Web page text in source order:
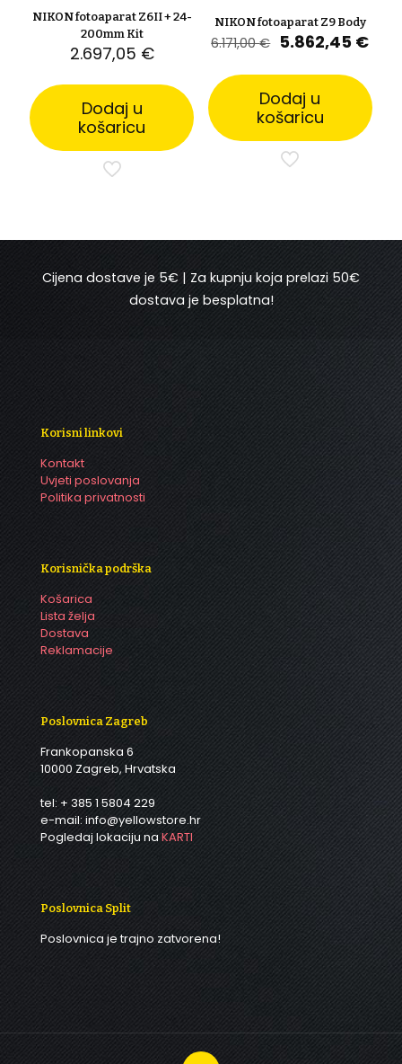
NIKON fotoaparat Z6II + 24-
200mm Kit
2.697,05 €
Dodaj u
košaricu
NIKON fotoaparat Z9 Body
6.171,00€ Izvorna
bila
je:
6.171,00 €.
5.862,45 €
Dodaj u
košaricu
Cijena dostave je 5€ | Za kupnju koja prelazi 50€
dostava je besplatna!
Korisni linkovi
Kontakt
Uvjeti poslovanja
Politika privatnosti
Korisnička podrška
Košarica
Lista želja
Dostava
Reklamacije
Poslovnica Zagreb
Frankopanska 6
10000 Zagreb, Hrvatska
tel: + 385 1 5804 229
e-mail: info@yellowstore.hr
Pogledaj lokaciju na KARTI
Poslovnica Split
Poslovnica je trajno zatvorena!